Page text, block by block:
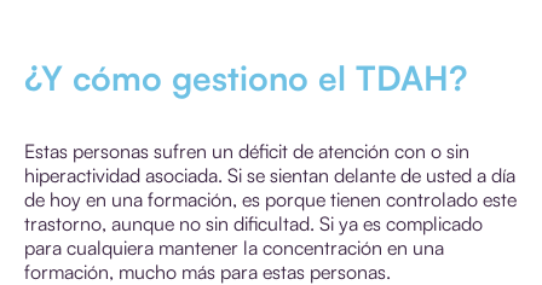
¿Y cómo gestiono el TDAH?
Estas personas sufren un déficit de atención con o sin
hiperactividad asociada. Si se sientan delante de usted a día
de hoy en una formación, es porque tienen controlado este
trastorno, aunque no sin dificultad. Si ya es complicado
para cualquiera mantener la concentración en una
formación, mucho más para estas personas.